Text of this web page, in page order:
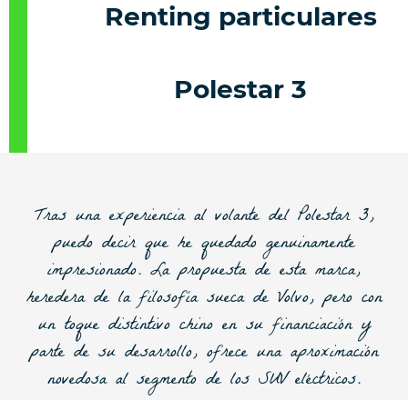
Renting particulares
Polestar 3
Tras una experiencia al volante del Polestar 3,
puedo decir que he quedado genuinamente
impresionado. La propuesta de esta marca,
heredera de la filosofía sueca de Volvo, pero con
un toque distintivo chino en su financiación y
parte de su desarrollo, ofrece una aproximación
novedosa al segmento de los SUV eléctricos.